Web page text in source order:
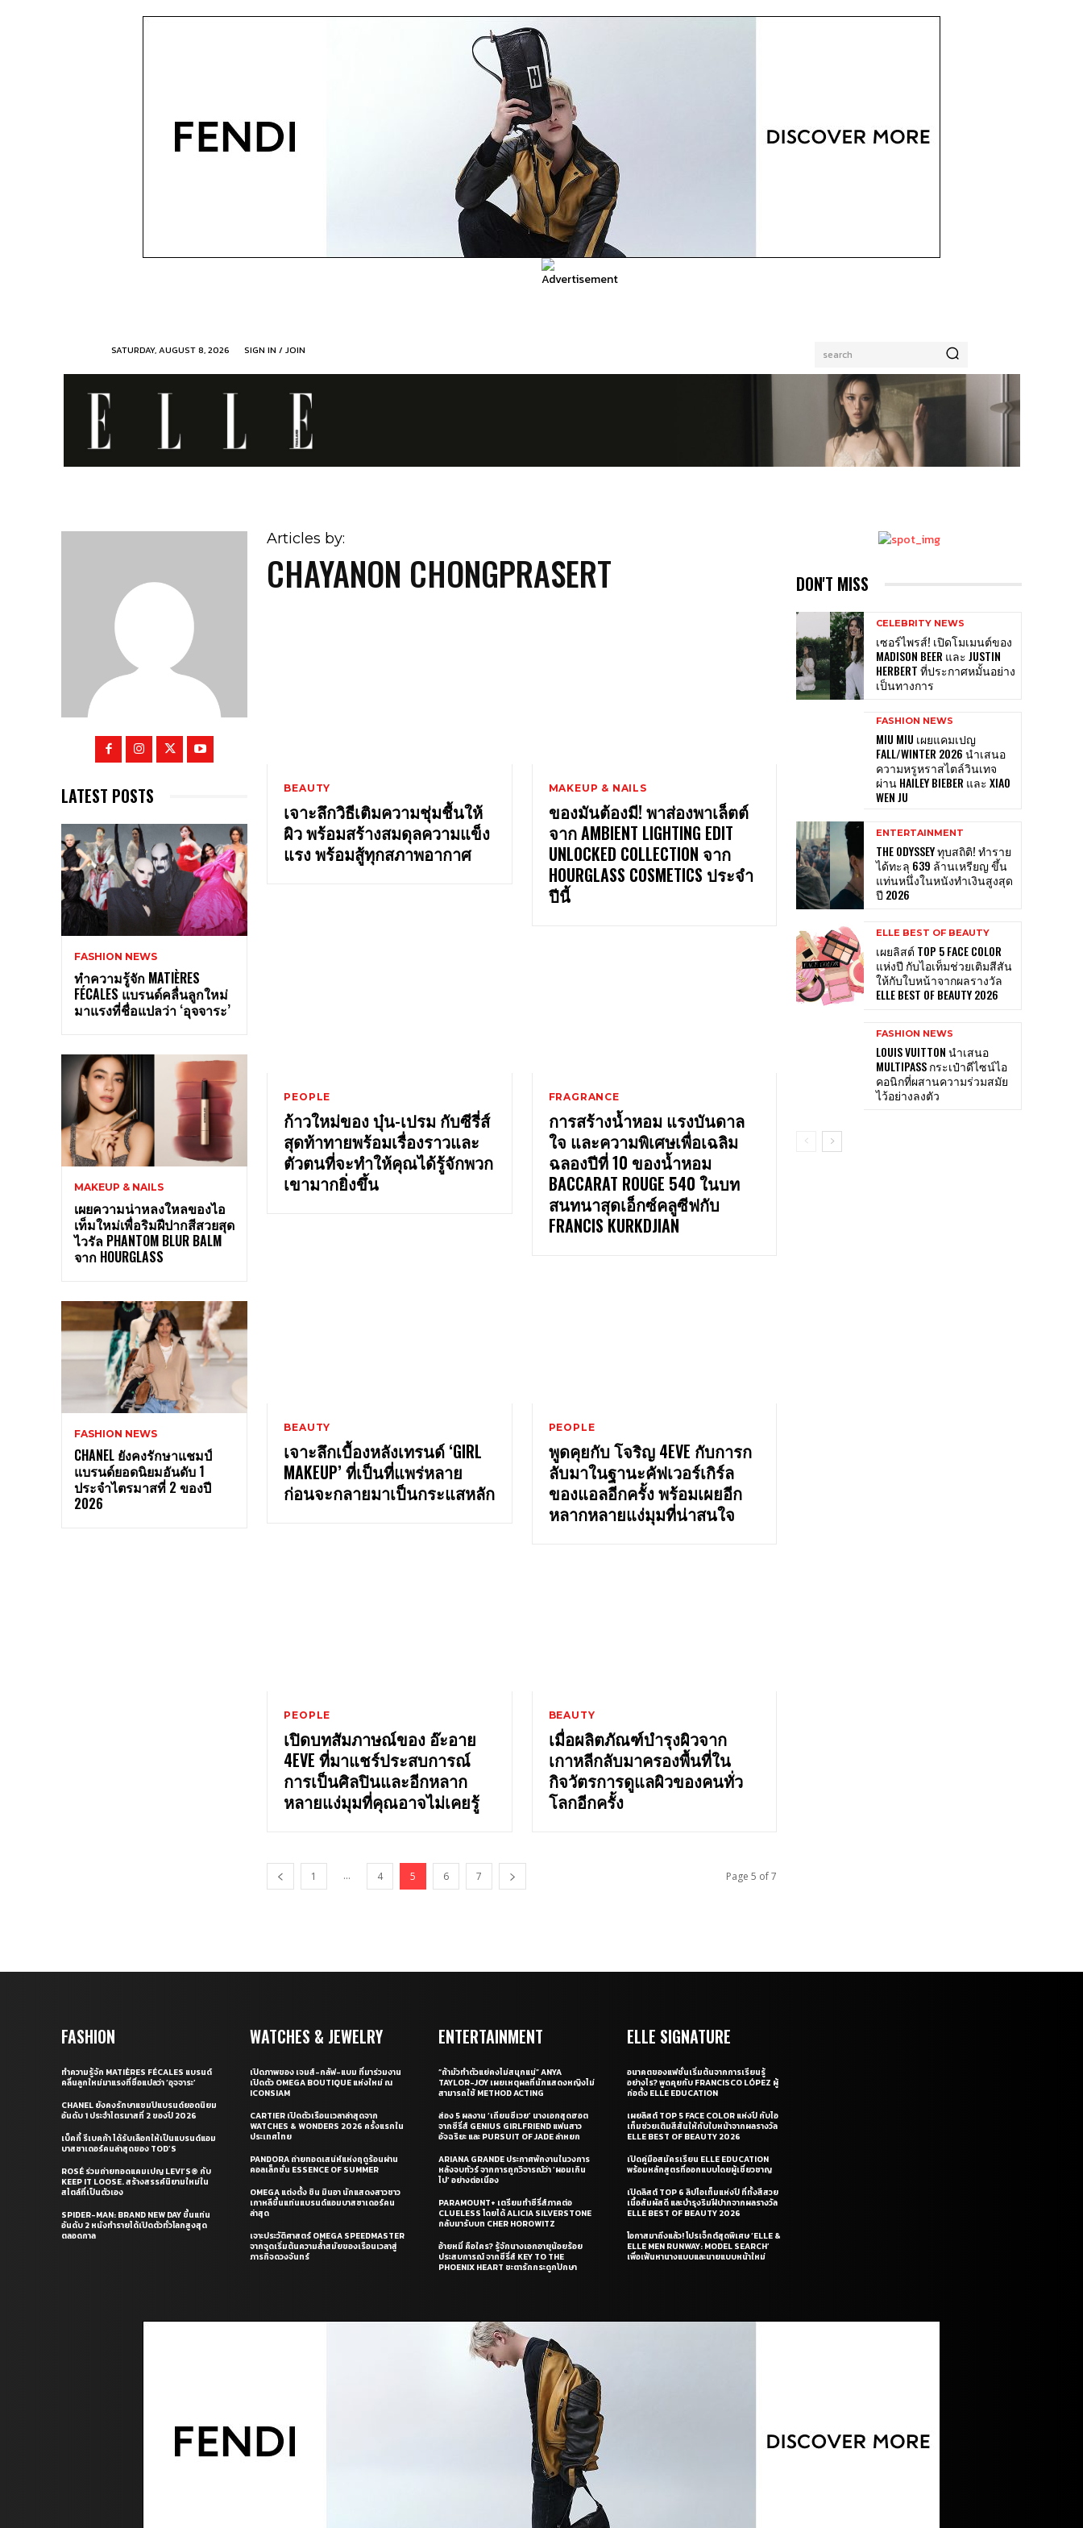
SATURDAY, AUGUST 8, 2026 search
SIGN IN / JOIN
LATEST POSTS
FASHION NEWS
ทำความรู้จัก MATIÈRES
FÉCALES แบรนด์คลื่นลูกใหม่
มาแรงที่ชื่อแปลว่า ‘อุจจาระ’
MAKEUP & NAILS
เผยความน่าหลงใหลของไอ
เท็มใหม่เพื่อริมฝีปากสีสวยสุด
ไวรัล PHANTOM BLUR BALM
จาก HOURGLASS
FASHION NEWS
CHANEL ยังคงรักษาแชมป์
แบรนด์ยอดนิยมอันดับ 1
ประจำไตรมาสที่ 2 ของปี
2026
Articles by:
CHAYANON CHONGPRASERT
BEAUTY
เจาะลึกวิธีเติมความชุ่มชื้นให้
ผิว พร้อมสร้างสมดุลความแข็ง
แรง พร้อมสู้ทุกสภาพอากาศ
MAKEUP & NAILS
ของมันต้องมี! พาส่องพาเล็ตต์
จาก AMBIENT LIGHTING EDIT
UNLOCKED COLLECTION จาก
HOURGLASS COSMETICS ประจำ
ปีนี้
PEOPLE
ก้าวใหม่ของ บุ๋น-เปรม กับซีรี่ส์
สุดท้าทายพร้อมเรื่องราวและ
ตัวตนที่จะทำให้คุณได้รู้จักพวก
เขามากยิ่งขึ้น
FRAGRANCE
การสร้างน้ำหอม แรงบันดาล
ใจ และความพิเศษเพื่อเฉลิม
ฉลองปีที่ 10 ของน้ำหอม
BACCARAT ROUGE 540 ในบท
สนทนาสุดเอ็กซ์คลูซีฟกับ
FRANCIS KURKDJIAN
BEAUTY
เจาะลึกเบื้องหลังเทรนด์ ‘GIRL
MAKEUP’ ที่เป็นที่แพร่หลาย
ก่อนจะกลายมาเป็นกระแสหลัก
PEOPLE
พูดคุยกับ โจริญ 4EVE กับการก
ลับมาในฐานะคัฟเวอร์เกิร์ล
ของแอลอีกครั้ง พร้อมเผยอีก
หลากหลายแง่มุมที่น่าสนใจ
PEOPLE
เปิดบทสัมภาษณ์ของ อ๊ะอาย
4EVE ที่มาแชร์ประสบการณ์
การเป็นศิลปินและอีกหลาก
หลายแง่มุมที่คุณอาจไม่เคยรู้
BEAUTY
เมื่อผลิตภัณฑ์บำรุงผิวจาก
เกาหลีกลับมาครองพื้นที่ใน
กิจวัตรการดูแลผิวของคนทั่ว
โลกอีกครั้ง
1 ... 4 5 6 7 Page 5 of 7
DON'T MISS
CELEBRITY NEWS
เซอร์ไพรส์! เปิดโมเมนต์ของ
MADISON BEER และ JUSTIN
HERBERT ที่ประกาศหมั้นอย่าง
เป็นทางการ
FASHION NEWS
MIU MIU เผยแคมเปญ
FALL/WINTER 2026 นำเสนอ
ความหรูหราสไตล์วินเทจ
ผ่าน HAILEY BIEBER และ XIAO
WEN JU
ENTERTAINMENT
THE ODYSSEY ทุบสถิติ! ทำราย
ได้ทะลุ 639 ล้านเหรียญ ขึ้น
แท่นหนึ่งในหนังทำเงินสูงสุด
ปี 2026
ELLE BEST OF BEAUTY
เผยลิสต์ TOP 5 FACE COLOR
แห่งปี กับไอเท็มช่วยเติมสีสัน
ให้กับใบหน้าจากผลรางวัล
ELLE BEST OF BEAUTY 2026
FASHION NEWS
LOUIS VUITTON นำเสนอ
MULTIPASS กระเป๋าดีไซน์ไอ
คอนิกที่ผสานความร่วมสมัย
ไว้อย่างลงตัว
FASHION
ทำความรู้จัก MATIÈRES FÉCALES แบรนด์
คลื่นลูกใหม่มาแรงที่ชื่อแปลว่า ‘อุจจาระ’
CHANEL ยังคงรักษาแชมป์แบรนด์ยอดนิยม
อันดับ 1 ประจำไตรมาสที่ 2 ของปี 2026
เบ็คกี้ รีเบคก้า ได้รับเลือกให้เป็นแบรนด์แอม
บาสซาเดอร์คนล่าสุดของ TOD’S
ROSÉ ร่วมถ่ายทอดแคมเปญ LEVI’S® กับ
KEEP IT LOOSE. สร้างสรรค์นิยามใหม่ใน
สไตล์ที่เป็นตัวเอง
SPIDER-MAN: BRAND NEW DAY ขึ้นแท่น
อันดับ 2 หนังทำรายได้เปิดตัวทั่วโลกสูงสุด
ตลอดกาล
WATCHES & JEWELRY
เปิดภาพของ เจมส์-กลัฟ-แบม ที่มาร่วมงาน
เปิดตัว OMEGA BOUTIQUE แห่งใหม่ ณ
ICONSIAM
CARTIER เปิดตัวเรือนเวลาล่าสุดจาก
WATCHES & WONDERS 2026 ครั้งแรกใน
ประเทศไทย
PANDORA ถ่ายทอดเสน่ห์แห่งฤดูร้อนผ่าน
คอลเล็กชั่น ESSENCE OF SUMMER
OMEGA แต่งตั้ง ชิน มินอา นักแสดงสาวชาว
เกาหลีขึ้นแท่นแบรนด์แอมบาสซาเดอร์คน
ล่าสุด
เจาะประวัติศาสตร์ OMEGA SPEEDMASTER
จากจุดเริ่มต้นความล้ำสมัยของเรือนเวลาสู่
ภารกิจดวงจันทร์
ENTERTAINMENT
“ถ้ามัวทำตัวแย่คงไม่สนุกแน่” ANYA
TAYLOR-JOY เผยเหตุผลที่นักแสดงหญิงไม่
สามารถใช้ METHOD ACTING
ส่อง 5 ผลงาน ‘เถียนซีเวย’ นางเอกสุดฮอต
จากซีรี่ส์ GENIUS GIRLFRIEND แฟนสาว
อัจฉริยะ และ PURSUIT OF JADE ล่าหยก
ARIANA GRANDE ประกาศพักงานในวงการ
หลังจบทัวร์ จากการถูกวิจารณ์ว่า ‘ผอมเกิน
ไป’ อย่างต่อเนื่อง
PARAMOUNT+ เตรียมทำซีรี่ส์ภาคต่อ
CLUELESS โดยได้ ALICIA SILVERSTONE
กลับมารับบท CHER HOROWITZ
อ้ายหมี่ คือใคร? รู้จักนางเอกอายุน้อยร้อย
ประสบการณ์ จากซีรี่ส์ KEY TO THE
PHOENIX HEART ชะตารักกระดูกปักษา
ELLE SIGNATURE
อนาคตของแฟชั่นเริ่มต้นจากการเรียนรู้
อย่างไร? พูดคุยกับ FRANCISCO LÓPEZ ผู้
ก่อตั้ง ELLE EDUCATION
เผยลิสต์ TOP 5 FACE COLOR แห่งปี กับไอ
เท็มช่วยเติมสีสันให้กับใบหน้าจากผลรางวัล
ELLE BEST OF BEAUTY 2026
เปิดคู่มือสมัครเรียน ELLE EDUCATION
พร้อมหลักสูตรที่ออกแบบโดยผู้เชี่ยวชาญ
เปิดลิสต์ TOP 6 ลิปไอเท็มแห่งปี ที่ทั้งสีสวย
เนื้อสัมผัสดี และบำรุงริมฝีปากจากผลรางวัล
ELLE BEST OF BEAUTY 2026
โอกาสมาถึงแล้ว! โปรเจ็กต์สุดพิเศษ ‘ELLE &
ELLE MEN RUNWAY: MODEL SEARCH’
เพื่อเฟ้นหานางแบบและนายแบบหน้าใหม่